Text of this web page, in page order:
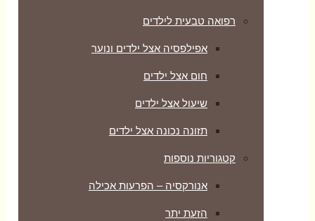
רפואה טבעית לילדים
אפילפסיה אצל ילדים ונוער
חום אצל ילדים
שיעול אצל ילדים
תזונה נכונה אצל ילדים
קטגוריות נוספות
אנורקסיה – הפרעות אכילה
הזעת יתר